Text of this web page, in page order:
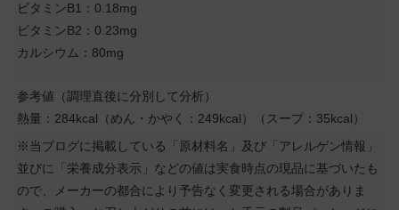
ビタミンB1：0.18mg
ビタミンB2：0.23mg
カルシウム：80mg
参考値（調理直後に分別して分析）
熱量：284kcal（めん・かやく：249kcal）（スープ：35kcal）
※当ブログに掲載している「原材料名」及び「アレルゲン情報」
並びに「栄養成分表示」などの値は実食時点の現品に基づいたも
ので、メーカーの都合により予告なく変更される場合がありま